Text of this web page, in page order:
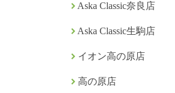
Aska Classic奈良店
Aska Classic生駒店
イオン高の原店
高の原店